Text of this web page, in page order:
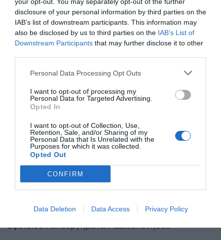
disclosure of your personal information by third parties on the
IAB’s list of downstream participants. This information may
also be disclosed by us to third parties on the IAB’s List of
Downstream Participants that may further disclose it to other
Personal Data Processing Opt Outs
I want to opt-out of processing my
Personal Data for Targeted Advertising.
Opted In
I want to opt-out of Collection, Use,
Retention, Sale, and/or Sharing of my
Personal Data that Is Unrelated with the
Purposes for which it was collected.
Opted Out
CONFIRM
Data Deletion Data Access Privacy Policy
Η εισαγγελική πρόταση υποστηρίχθηκε από
προηγούμενες αποφάσεις:
• Το αμετάκλητο βούλευμα 34/2019 του
Συμβουλίου Εφετών Δωδεκανήσου
• Η αμετάκλητη απόφαση 123/2015 του Τριμελούς
Εφετείου Κακουργημάτων Δωδεκανήσου